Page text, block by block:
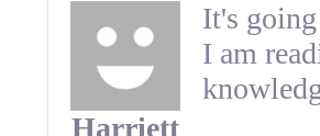
Harriett
It's
I am